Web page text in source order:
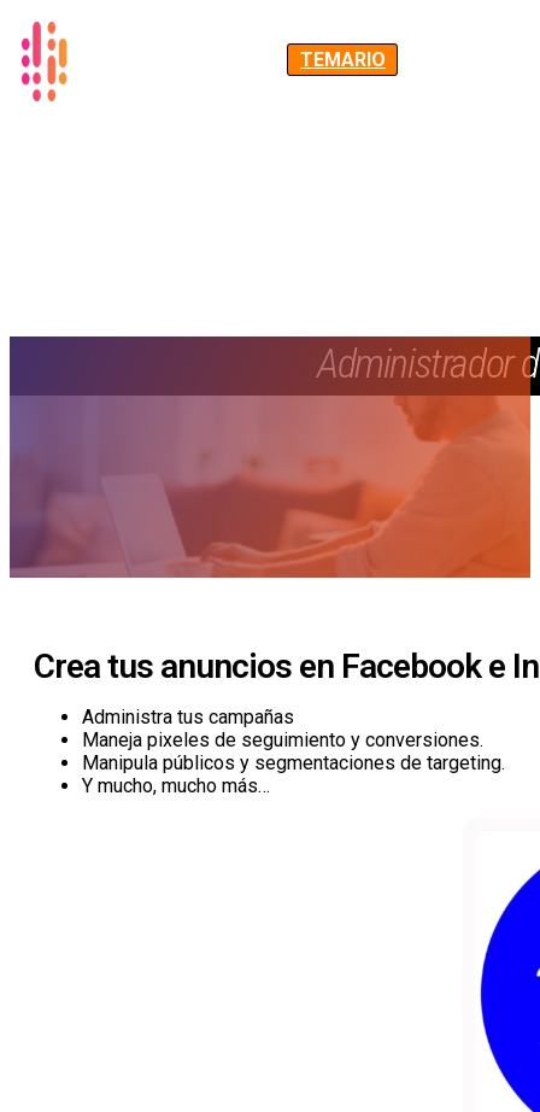
TEMARIO
Administrador
Crea tus anuncios en Facebook e
Administra tus campañas
Maneja pixeles de seguimiento y conversiones.
Manipula públicos y segmentaciones de targeting.
Y mucho, mucho más…